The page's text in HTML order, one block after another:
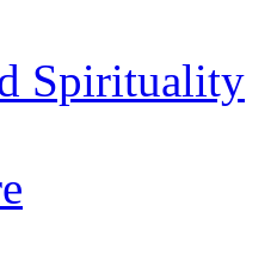
Spirituality